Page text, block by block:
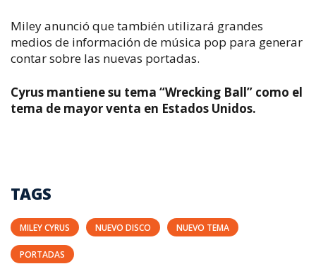
Miley anunció que también utilizará grandes
medios de información de música pop para generar
contar sobre las nuevas portadas.
Cyrus mantiene su tema “Wrecking Ball” como el
tema de mayor venta en Estados Unidos.
TAGS
MILEY CYRUS NUEVO DISCO NUEVO TEMA
PORTADAS